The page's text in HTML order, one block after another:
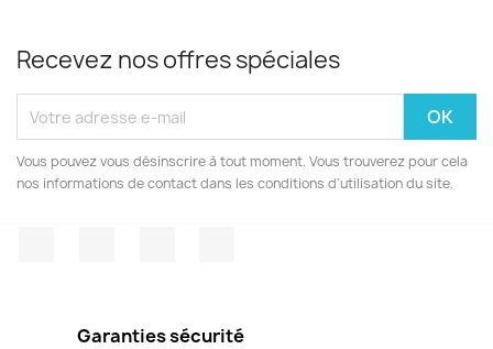
Recevez nos offres spéciales
Vous pouvez vous désinscrire à tout moment. Vous trouverez pour cela
nos informations de contact dans les conditions d'utilisation du site.
Garanties sécurité